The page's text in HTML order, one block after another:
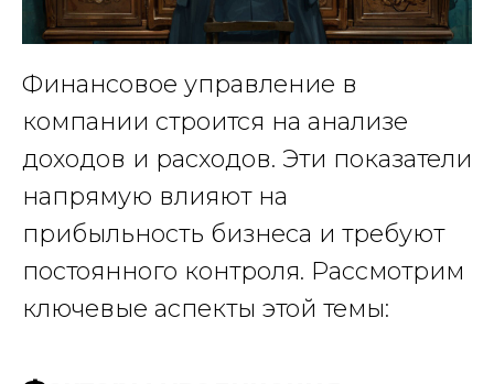
Финансовое управление в
компании строится на анализе
доходов и расходов. Эти показатели
напрямую влияют на
прибыльность бизнеса и требуют
постоянного контроля. Рассмотрим
ключевые аспекты этой темы: